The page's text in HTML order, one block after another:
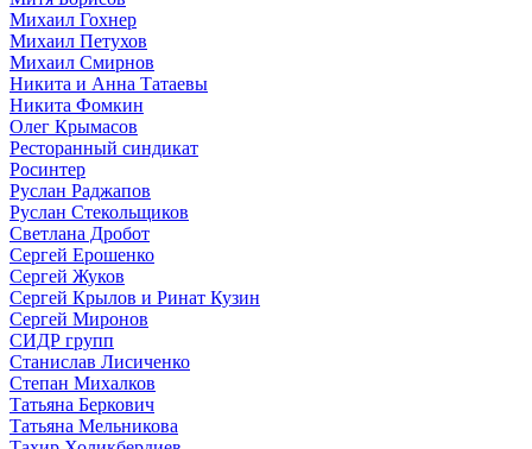
Михаил Гохнер
Михаил Петухов
Михаил Смирнов
Никита и Анна Татаевы
Никита Фомкин
Олег Крымасов
Ресторанный синдикат
Росинтер
Руслан Раджапов
Руслан Стекольщиков
Светлана Дробот
Сергей Ерошенко
Сергей Жуков
Сергей Крылов и Ринат Кузин
Сергей Миронов
СИДР групп
Станислав Лисиченко
Степан Михалков
Татьяна Беркович
Татьяна Мельникова